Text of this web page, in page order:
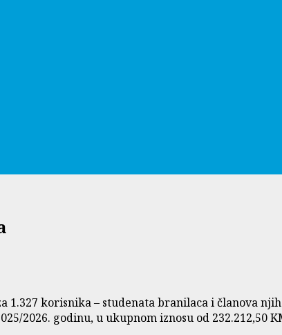
korisnika – studenata branilaca i članova
2026. godinu, u ukupnom iznosu od 232.212,50